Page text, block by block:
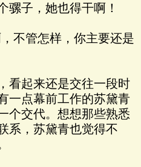
骡子，她也得干啊！
不管怎样，你主要还是
看起来还是交往一段时
一点幕前工作的苏黛青
个交代。想想那些熟悉
系，苏黛青也觉得不